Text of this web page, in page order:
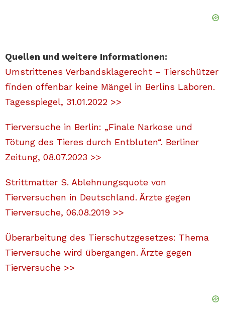
Quellen und weitere Informationen:
Umstrittenes Verbandsklagerecht – Tierschützer
finden offenbar keine Mängel in Berlins Laboren.
Tagesspiegel, 31.01.2022 >>
Tierversuche in Berlin: „Finale Narkose und
Tötung des Tieres durch Entbluten“. Berliner
Zeitung, 08.07.2023 >>
Strittmatter S. Ablehnungsquote von
Tierversuchen in Deutschland. Ärzte gegen
Tierversuche, 06.08.2019 >>
Überarbeitung des Tierschutzgesetzes: Thema
Tierversuche wird übergangen. Ärzte gegen
Tierversuche >>